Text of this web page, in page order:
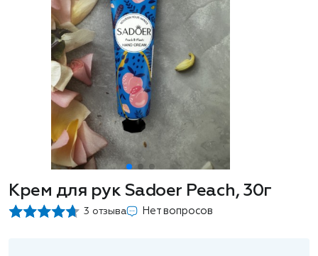
Крем для рук Sadoer Peach, 30г
3 отзыва Нет вопросов